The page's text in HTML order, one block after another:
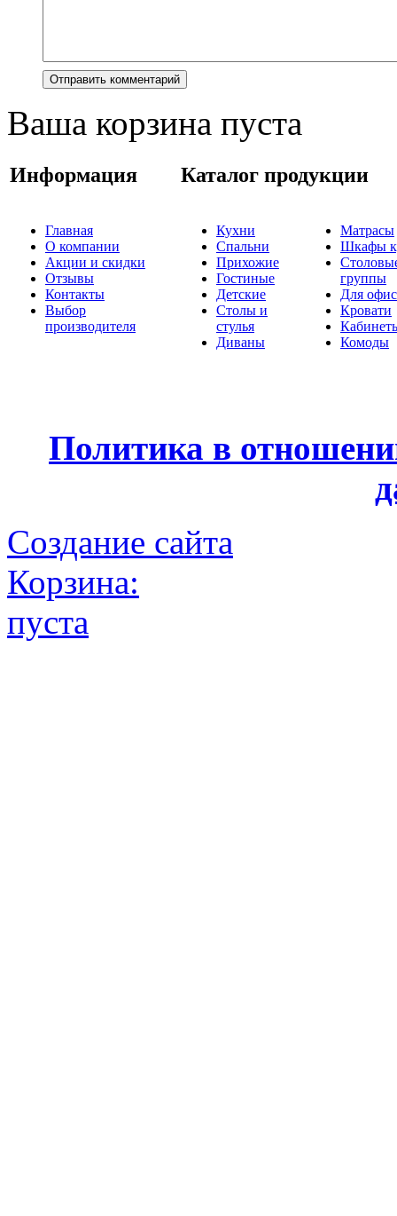
Ваша корзина пуста
Информация Каталог продукции
Главная
О компании
Акции и скидки
Отзывы
Контакты
Выбор
производителя
Кухни
Спальни
Прихожие
Гостиные
Детские
Столы и
стулья
Диваны
Матрасы
Шкафы
группы
Для
Кровати
Комоды
Политика в
Создание сайта
Корзина:
пуста